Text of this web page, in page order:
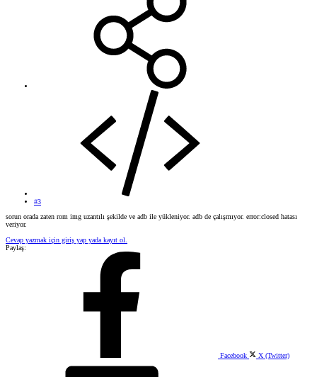
#3
sorun orada zaten rom img uzantılı şekilde ve adb ile yükleniyor. adb de çalışmıyor. error:closed hatası
veriyor.
Cevap yazmak için giriş yap yada kayıt ol.
Paylaş:
Facebook X (Twitter)